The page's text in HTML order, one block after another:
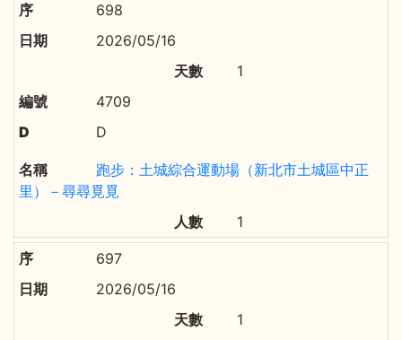
698
2026/05/16
1
4709
D
跑步：土城綜合運動場（新北市土城區中正
里）－尋尋覓覓
1
697
2026/05/16
1